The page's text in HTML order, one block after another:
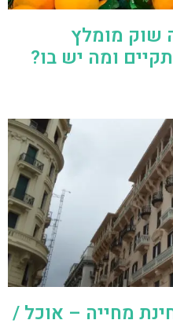
שוק מומלץ
ומה יש בו?
מחייה – אוכל /